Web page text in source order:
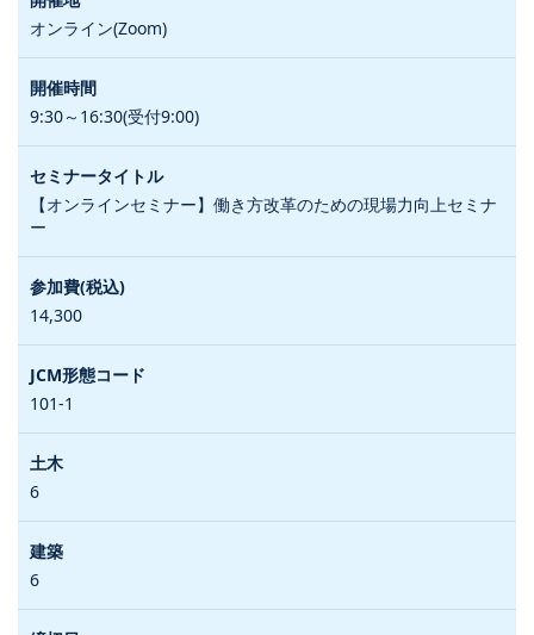
オンライン(Zoom)
9:30～16:30(受付9:00)
【オンラインセミナー】働き方改革のための現場力向上セミナ
ー
14,300
101-1
6
6